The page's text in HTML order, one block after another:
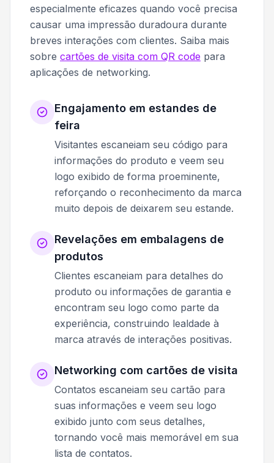
especialmente eficazes quando você precisa
causar uma impressão duradoura durante
breves interações com clientes. Saiba mais
sobre cartões de visita com QR code para
aplicações de networking.
Engajamento em estandes de
feira
Visitantes escaneiam seu código para
informações do produto e veem seu
logo exibido de forma proeminente,
reforçando o reconhecimento da marca
muito depois de deixarem seu estande.
Revelações em embalagens de
produtos
Clientes escaneiam para detalhes do
produto ou informações de garantia e
encontram seu logo como parte da
experiência, construindo lealdade à
marca através de interações positivas.
Networking com cartões de visita
Contatos escaneiam seu cartão para
suas informações e veem seu logo
exibido junto com seus detalhes,
tornando você mais memorável em sua
lista de contatos.